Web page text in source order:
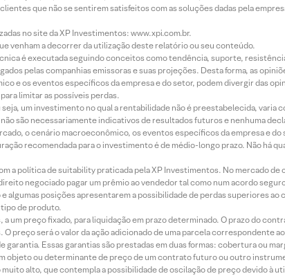
que não se sentirem satisfeitos com as soluções dadas pela
no site da XP Investimentos: www.xpi.com.br.
venham a decorrer da utilização deste relatório ou seu conteúdo.
é executada seguindo conceitos como tendência, suporte,
pelas companhias emissoras e suas projeções. Desta forma, as
e os eventos específicos da empresa e do setor, podem divergir das
limitar as possíveis perdas.
um investimento no qual a rentabilidade não é preestabelecida, varia
são necessariamente indicativos de resultados futuros e nenhuma
o cenário macroeconômico, os eventos específicos da empresa e
recomendada para o investimento é de médio-longo prazo. Não há
a política de suitability praticada pela XP Investimentos. No mercado de
negociado pagar um prêmio ao vendedor tal como num acordo
posições apresentarem a possibilidade de perdas superiores ao
de produto.
um preço fixado, para liquidação em prazo determinado. O prazo do
preço será o valor da ação adicionado de uma parcela correspondente
Essas garantias são prestadas em duas formas: cobertura ou
objeto ou determinante de preço de um contrato futuro ou outro
alto, que contempla a possibilidade de oscilação de preço devido à